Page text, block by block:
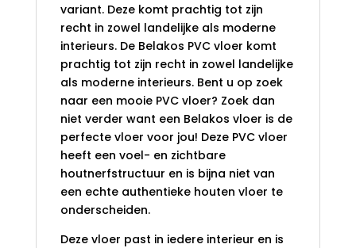
variant. Deze komt prachtig tot zijn
recht in zowel landelijke als moderne
interieurs. De Belakos PVC vloer komt
prachtig tot zijn recht in zowel landelijke
als moderne interieurs. Bent u op zoek
naar een mooie PVC vloer? Zoek dan
niet verder want een Belakos vloer is de
perfecte vloer voor jou! Deze PVC vloer
heeft een voel- en zichtbare
houtnerfstructuur en is bijna niet van
een echte authentieke houten vloer te
onderscheiden.
Deze vloer past in iedere interieur en is